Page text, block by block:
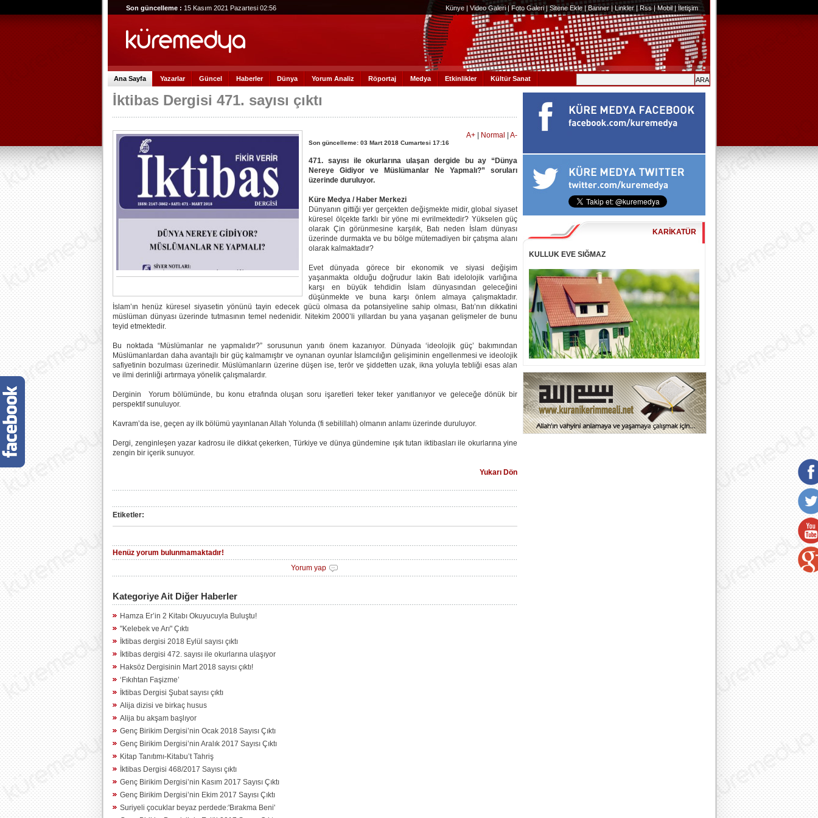
Son güncelleme : 15 Kasım 2021 Pazartesi 02:56 Künye | Video Galeri|Foto Galeri|Sitene Ekle|Banner|Linkler|Rss|Mobil|İletişim
Ana Sayfa Yazarlar Güncel Haberler Dünya Yorum Analiz Röportaj Medya Etkinlikler Kültür Sanat
İktibas Dergisi 471. sayısı çıktı
A+ Normal A-
Son güncelleme: 03 Mart 2018 Cumartesi 17:16
471. sayısı ile okurlarına ulaşan dergide bu ay “Dünya
Nereye Gidiyor ve Müslümanlar Ne Yapmalı?” soruları
üzerinde duruluyor.
Küre Medya / Haber Merkezi
Dünyanın gittiği yer gerçekten değişmekte midir, global siyaset
küresel ölçekte farklı bir yöne mi evrilmektedir? Yükselen güç
olarak Çin görünmesine karşılık, Batı neden İslam dünyası
üzerinde durmakta ve bu bölge mütemadiyen bir çatışma alanı
olarak kalmaktadır?
Evet dünyada görece bir ekonomik ve siyasi değişim
yaşanmakta olduğu doğrudur lakin Batı idelolojik varlığına
karşı en büyük tehdidin İslam dünyasından geleceğini
düşünmekte ve buna karşı önlem almaya çalışmaktadır.
İslam’ın henüz küresel siyasetin yönünü tayin edecek gücü olmasa da potansiyeline sahip olması, Batı’nın dikkatini
müslüman dünyası üzerinde tutmasının temel nedenidir. Nitekim 2000’li yıllardan bu yana yaşanan gelişmeler de bunu
teyid etmektedir.
Bu noktada “Müslümanlar ne yapmalıdır?” sorusunun yanıtı önem kazanıyor. Dünyada ‘ideolojik güç’ bakımından
Müslümanlardan daha avantajlı bir güç kalmamıştır ve oynanan oyunlar İslamcılığın gelişiminin engellenmesi ve ideolojik
safiyetinin bozulması üzerinedir. Müslümanların üzerine düşen ise, terör ve şiddetten uzak, ikna yoluyla tebliği esas alan
ve ilmi derinliği artırmaya yönelik çalışmalardır.
Derginin Yorum bölümünde, bu konu etrafında oluşan soru işaretleri teker teker yanıtlanıyor ve geleceğe dönük bir
perspektif sunuluyor.
Kavram’da ise, geçen ay ilk bölümü yayınlanan Allah Yolunda (fi sebilillah) olmanın anlamı üzerinde duruluyor.
Dergi, zenginleşen yazar kadrosu ile dikkat çekerken, Türkiye ve dünya gündemine ışık tutan iktibasları ile okurlarına yine
zengin bir içerik sunuyor.
Yukarı Dön
Etiketler:
Henüz yorum bulunmamaktadır!
Yorum yap
Kategoriye Ait Diğer Haberler
Hamza Er’in 2 Kitabı Okuyucuyla Buluştu!
"Kelebek ve Arı" Çıktı
İktibas dergisi 2018 Eylül sayısı çıktı
İktibas dergisi 472. sayısı ile okurlarına ulaşıyor
Haksöz Dergisinin Mart 2018 sayısı çıktı!
‘Fıkıhtan Faşizme’
İktibas Dergisi Şubat sayısı çıktı
Alija dizisi ve birkaç husus
Alija bu akşam başlıyor
Genç Birikim Dergisi’nin Ocak 2018 Sayısı Çıktı
Genç Birikim Dergisi’nin Aralık 2017 Sayısı Çıktı
Kitap Tanıtımı-Kitabu’t Tahriş
İktibas Dergisi 468/2017 Sayısı çıktı
Genç Birikim Dergisi’nin Kasım 2017 Sayısı Çıktı
Genç Birikim Dergisi’nin Ekim 2017 Sayısı Çıktı
Suriyeli çocuklar beyaz perdede:'Bırakma Beni'
KARİKATÜR
KULLUK EVE SIĞMAZ